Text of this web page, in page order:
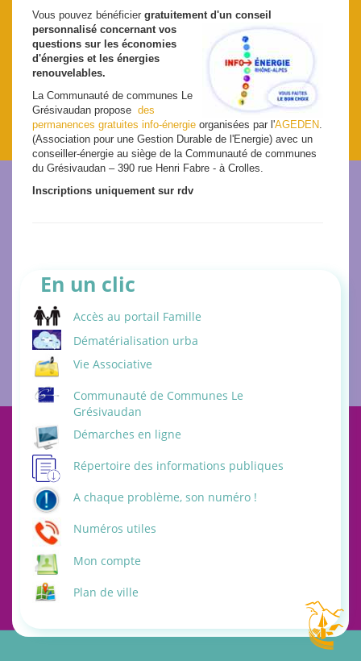
Vous pouvez bénéficier gratuitement d'un conseil
personnalisé concernant vos
questions sur les économies
d'énergies et les énergies
renouvelables.
La Communauté de communes Le
Grésivaudan propose des
permanences gratuites info-énergie organisées par l'AGEDEN
(Association pour une Gestion Durable de l'Energie) avec un
conseiller-énergie au siège de la Communauté de communes
du Grésivaudan – 390 rue Henri Fabre - à Crolles.
Inscriptions uniquement sur rdv
En un clic
Accès au portail Famille
Dématérialisation urba
Vie Associative
Communauté de Communes Le
Grésivaudan
Démarches en ligne
Répertoire des informations publiques
A chaque problème, son numéro !
Numéros utiles
Mon compte
Plan de ville